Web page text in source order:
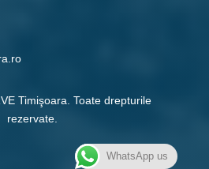
Timişoara. Toate drepturile
rezervate.
WhatsApp us